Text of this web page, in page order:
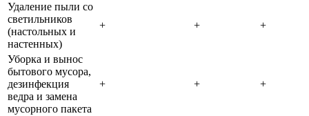
Удаление пыли со
светильников
(настольных и
настенных)
+ + +
Уборка и вынос
бытового мусора,
дезинфекция
ведра и замена
мусорного пакета
+ + +